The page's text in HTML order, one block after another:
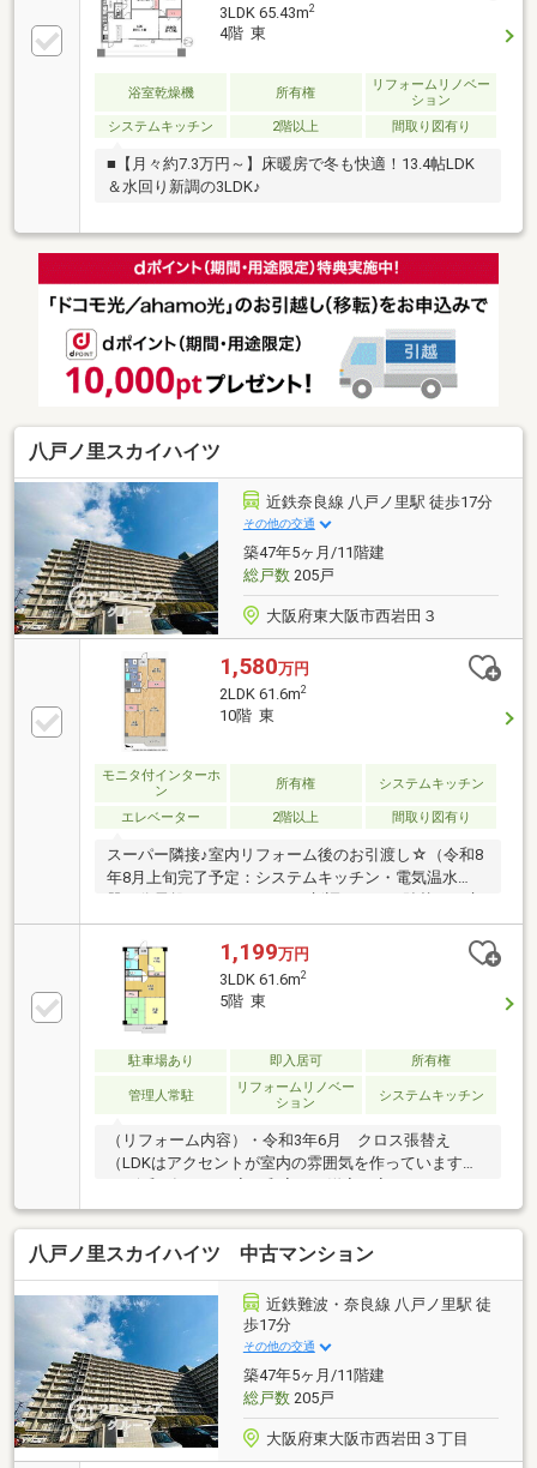
3LDK 65.43m2
4階 東
浴室乾燥機 所有権
リフォームリノベー
ション
システムキッチン
2階以上 間取り図有り
■【月々約7.3万円～】床暖房で冬も快適！13.4帖LDK
＆水回り新調の3LDK♪
八戸ノ里スカイハイツ
近鉄奈良線 八戸ノ里駅 徒歩17分
その他の交通
築47年5ヶ月/11階建
総戸数205戸
大阪府東大阪市西岩田３
1,580万円
2LDK 61.6m2
10階 東
モニタ付インターホ
ン
所有権 システムキッチン
エレベーター 2階以上 間取り図有り
スーパー隣接♪室内リフォーム後のお引渡し☆（令和8
年8月上旬完了予定：システムキッチン・電気温水
フロアタイル・CF張替え等）浴室等リフォーム履歴あ
り☆
1,199万円
3LDK 61.6m2
5階 東
駐車場あり 即入居可 所有権
管理人常駐
リフォームリノベー
ション
システムキッチン
（リフォーム内容）・令和3年6月 クロス張替え
（LDKはアクセントが室内の雰囲気を作っています）
♪・令和3年6月 全部屋ハウスクリーニングしている
為、新生活も気持ちよく送ることが出来ます♪管理
費、修繕積立金も安く日々の出費を圧迫しません
ね！！日当たりも良く、お洗濯も良く乾きます。住宅
ローンでお困りの方もお気軽にお問い合わせくださ
い。空き家に付き、すぐに内覧することが出来ます♪
八戸ノ里スカイハイツ 中古マンション
近鉄難波・奈良線 八戸ノ里駅 徒
歩17分
その他の交通
築47年5ヶ月/11階建
総戸数205戸
大阪府東大阪市西岩田３丁目